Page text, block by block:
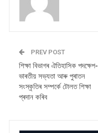
PREV POST
শিক্ষা বিভাগৰ ঐতিহাসিক পদক্ষেপ-
ভাৰতীয় সভ্যতা আৰু পুৰাতন
সংস্কৃতিৰ সম্পৰ্কে টোলত শিক্ষা
প্ৰদান কৰিব